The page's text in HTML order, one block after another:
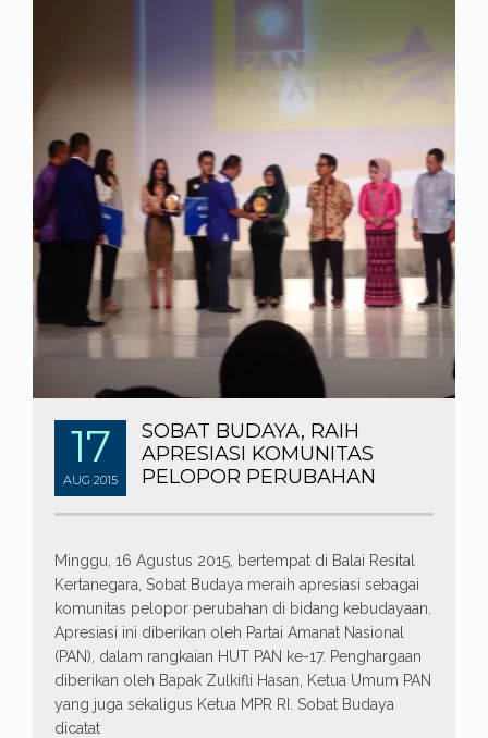
17
AUG 2015
SOBAT BUDAYA, RAIH
APRESIASI KOMUNITAS
PELOPOR PERUBAHAN
Minggu, 16 Agustus 2015, bertempat di Balai Resital
Kertanegara, Sobat Budaya meraih apresiasi sebagai
komunitas pelopor perubahan di bidang kebudayaan.
Apresiasi ini diberikan oleh Partai Amanat Nasional
(PAN), dalam rangkaian HUT PAN ke-17. Penghargaan
diberikan oleh Bapak Zulkifli Hasan, Ketua Umum PAN
yang juga sekaligus Ketua MPR RI. Sobat Budaya
dicatat